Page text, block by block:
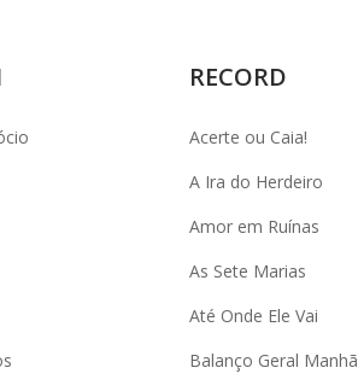
RECORD
Acerte ou Caia!
A Ira do Herdeiro
Amor em Ruínas
As Sete Marias
Até Onde Ele Vai
Balanço Geral Manhã